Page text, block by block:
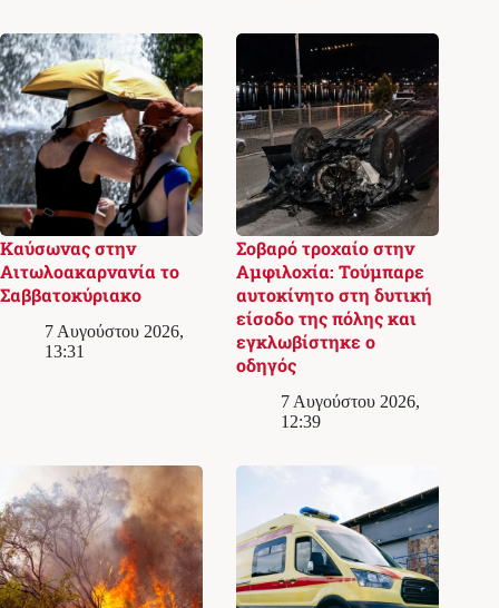
Καύσωνας στην
Αιτωλοακαρνανία το
Σαββατοκύριακο
7 Αυγούστου 2026,
13:31
Σοβαρό τροχαίο στην
Αμφιλοχία: Τούμπαρε
αυτοκίνητο στη δυτική
είσοδο της πόλης και
εγκλωβίστηκε ο
οδηγός
7 Αυγούστου 2026,
12:39